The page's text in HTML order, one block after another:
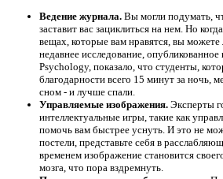
Ведение журнала. Вы могли подумать,
заставит вас зациклиться на нем. Но
вещах, которые вам нравятся, вы
недавнее исследование,
Psychology, показало, что студенты,
благодарности всего 15 минут за ночь,
сном - и лучше спали.
Управляемые изображения. Эксперты
интеллектуальные игры, такие как
помочь вам быстрее уснуть. И это не
постели, представьте себя в
временем изображение становится
мозга, что пора вздремнуть.